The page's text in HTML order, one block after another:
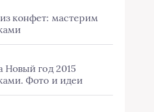
конфет: мастерим
Новый год 2015
Фото и идеи